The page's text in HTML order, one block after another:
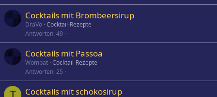
Cocktails mit Brombeersirup
DraVo Cocktail-Rezepte
Antworten 49
Cocktails mit Passoa
Wombat Cocktail-Rezepte
Antworten 25
T Cocktails mit schokosirup